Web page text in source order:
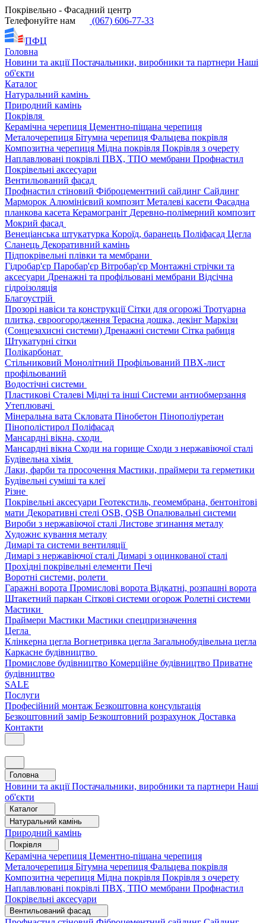
Покрівельно - Фасадний центр
Телефонуйте нам
(067) 606-77-33
ПФЦ
Головна
Новини та акціїПостачальники, виробники та партнери Наші
об'єкти
Каталог
Натуральний камінь
Природний камінь
Покрівля
Керамічна черепиця Цементно-піщана черепиця
Металочерепиця Бітумна черепиця Фальцева покрівля
Композитна черепиця Мідна покрівля Покрівля з очерету
Наплавлювані покрівлі ПВХ, ТПО мембрани Профнастил
Покрівельні аксесуари
Вентильований фасад
Профнастил стіновий Фіброцементний сайдинг Сайдинг
Марморок Алюмінієвий композит Металеві касети Фасадна
планкова касета Керамограніт Деревно-полімерний композит
Мокрий фасад
Венеціанська штукатурка Короїд, баранець Поліфасад Цегла
Сланець Декоративний камінь
Підпокрівельні плівки та мембрани
Гідробар'єр Паробар'єр Вітробар'єр Монтажні стрічки та
аксесуари Дренажні та профільовані мембрани Відсічна
гідроізоляція
Благоустрій
Прозорі навіси та конструкціїСітки для огорожі Тротуарна
плитка, євроогородження Терасна дошка, декінг Маркізи
(Сонцезахисні системи) Дренажні системи Сітка рабиця
Штукатурні сітки
Полікарбонат
Стільниковий Монолітний Профільований ПВХ-лист
профільований
Водостічні системи
Пластикові Сталеві Мідні та інші Системи антиобмерзання
Утеплювачі
Мінеральна вата Скловата Пінобетон Пінополіуретан
Пінополістирол Поліфасад
Мансардні вікна, сходи
Мансардні вікна Сходи на горище Сходи з нержавіючої сталі
Будівельна хімія
Лаки, фарби та просочення Мастики, праймери та герметики
Будівельні суміші та клеї
Різне
Покрівельні аксесуари Геотекстиль, геомембрана, бентонітові
мати Декоративні стелі OSB, QSB Опалювальні системи
Вироби з нержавіючої сталі Листове згинання металу
Художнє кування металу
Димарі та системи вентиляції
Димарі з нержавіючої сталі Димарі з оцинкованої сталі
Прохідні покрівельні елементи Печі
Воротні системи, ролети
Гаражні ворота Промислові ворота Відкатні, розпашні ворота
Штакетний паркан Сіткові системи огорож Ролетні системи
Мастики
Праймери Мастики Мастики спецпризначення
Цегла
Клінкерна цегла Вогнетривка цегла Загальнобудівельна цегла
Каркасне будівництво
Промислове будівництво Комерційне будівництво Приватне
будівництво
SALE
Послуги
Професійний монтаж Безкоштовна консультація
Безкоштовний замір Безкоштовний розрахунок Доставка
Контакти
Головна
Новини та акціїПостачальники, виробники та партнери Наші
об'єкти
Каталог
Натуральний камінь
Природний камінь
Покрівля
Керамічна черепиця Цементно-піщана черепиця
Металочерепиця Бітумна черепиця Фальцева покрівля
Композитна черепиця Мідна покрівля Покрівля з очерету
Наплавлювані покрівлі ПВХ, ТПО мембрани Профнастил
Покрівельні аксесуари
Вентильований фасад